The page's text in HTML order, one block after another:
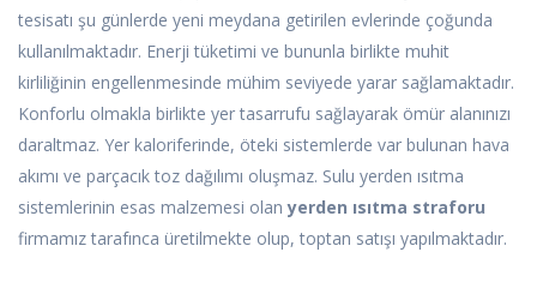
tesisatı şu günlerde yeni meydana getirilen evlerinde çoğunda
kullanılmaktadır. Enerji tüketimi ve bununla birlikte muhit
kirliliğinin engellenmesinde mühim seviyede yarar sağlamaktadır.
Konforlu olmakla birlikte yer tasarrufu sağlayarak ömür alanınızı
daraltmaz. Yer kaloriferinde, öteki sistemlerde var bulunan hava
akımı ve parçacık toz dağılımı oluşmaz. Sulu yerden ısıtma
sistemlerinin esas malzemesi olanyerden ısıtma straforu
firmamız tarafınca üretilmekte olup, toptan satışı yapılmaktadır.